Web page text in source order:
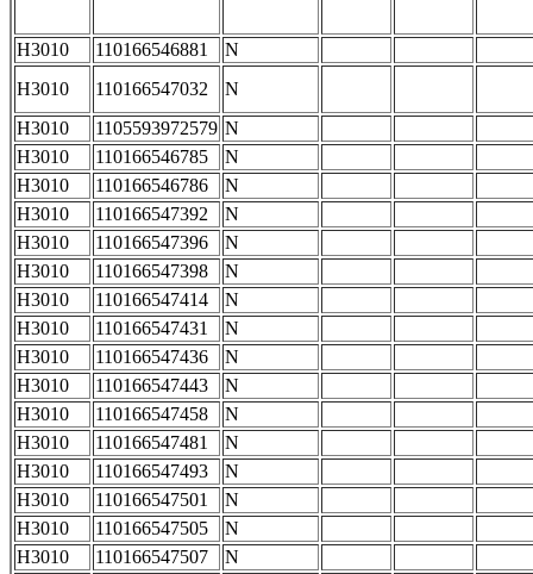
H3010 110166546881
N
H3010
110166547032
N
H3010
1105593972579 N
H3010
110166546785
N
H3010
110166546786
N
H3010
110166547392
N
H3010
110166547396
N
H3010
110166547398
N
H3010
110166547414
N
H3010
110166547431
N
H3010
110166547436
N
H3010
110166547443
N
H3010
110166547458
N
H3010
110166547481
N
H3010
110166547493
N
H3010
110166547501
N
H3010
110166547505
N
H3010
110166547507
N